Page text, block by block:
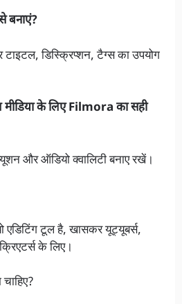
बनाएं?
डिस्क्रिप्शन, टैग्स का उपयोग
के लिए Filmora का सही
और ऑडियो क्वालिटी बनाए रखें।
एडिटिंग टूल है, खासकर यूट्यूबर्स,
के लिए।